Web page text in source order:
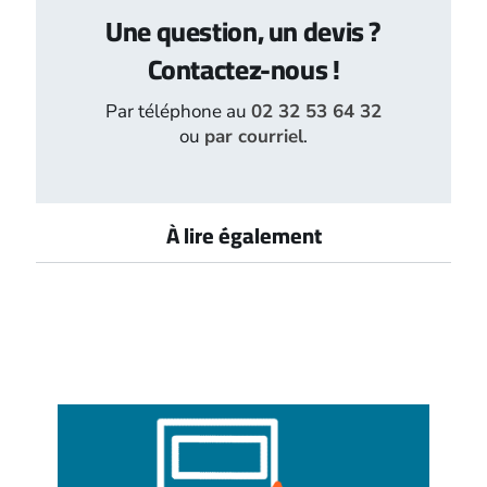
Une question, un devis ?
Contactez-nous !
Par téléphone au 02 32 53 64 32
ou par courriel.
À lire également